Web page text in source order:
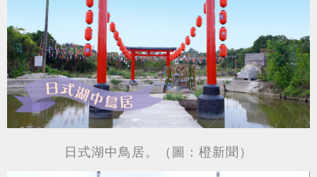
日式湖中鳥居。（圖：橙新聞）